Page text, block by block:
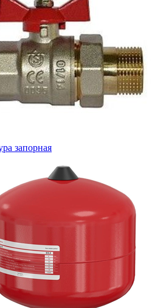
запорная